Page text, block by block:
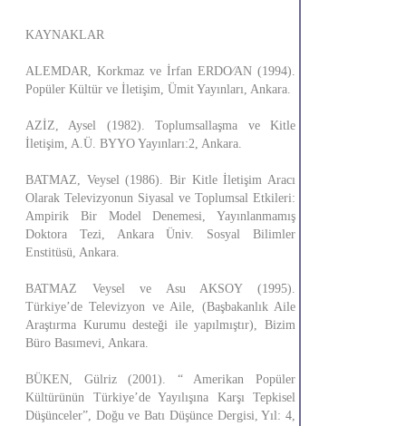
KAYNAKLAR
ALEMDAR, Korkmaz ve İrfan ERDO⁄AN (1994).
Popüler Kültür ve İletişim, Ümit Yayınları, Ankara.
AZİZ, Aysel (1982). Toplumsallaşma ve Kitle
İletişim, A.Ü. BYYO Yayınları:2, Ankara.
BATMAZ, Veysel (1986). Bir Kitle İletişim Aracı
Olarak Televizyonun Siyasal ve Toplumsal Etkileri:
Ampirik Bir Model Denemesi, Yayınlanmamış
Doktora Tezi, Ankara Üniv. Sosyal Bilimler
Enstitüsü, Ankara.
BATMAZ Veysel ve Asu AKSOY (1995).
Türkiye’de Televizyon ve Aile, (Başbakanlık Aile
Araştırma Kurumu desteği ile yapılmıştır), Bizim
Büro Basımevi, Ankara.
BÜKEN, Gülriz (2001). “ Amerikan Popüler
Kültürünün Türkiye’de Yayılışına Karşı Tepkisel
Düşünceler”, Doğu ve Batı Düşünce Dergisi, Yıl: 4,